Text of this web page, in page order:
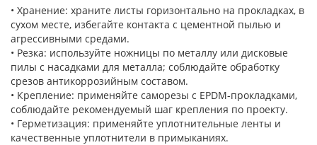
• Хранение: храните листы горизонтально на прокладках, в
сухом месте, избегайте контакта с цементной пылью и
агрессивными средами.
• Резка: используйте ножницы по металлу или дисковые
пилы с насадками для металла; соблюдайте обработку
срезов антикоррозийным составом.
• Крепление: применяйте саморезы с EPDM-прокладками,
соблюдайте рекомендуемый шаг крепления по проекту.
• Герметизация: применяйте уплотнительные ленты и
качественные уплотнители в примыканиях.